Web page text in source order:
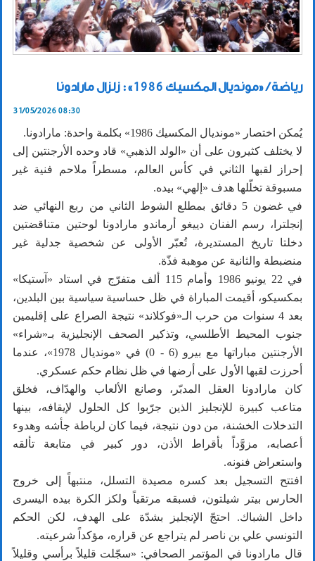
رياضة / «مونديال المكسيك 1986»: زلزال مارادونا
31/05/2026 08:30
يُمكن اختصار «مونديال المكسيك 1986» بكلمة واحدة: مارادونا.
لا يختلف كثيرون على أن «الولد الذهبي» قاد وحده الأرجنتين إلى
إحراز لقبها الثاني في كأس العالم، مسطراً ملاحم فنية غير
مسبوقة تخلّلها هدف «إلهي» بيده.
في غضون 5 دقائق بمطلع الشوط الثاني من ربع النهائي ضد
إنجلترا، رسم الفنان دييغو أرماندو مارادونا لوحتين متناقضتين
دخلتا تاريخ المستديرة، تُعبّر الأولى عن شخصية جدلية غير
منضبطة والثانية عن موهبة فذّة.
في 22 يونيو 1986 وأمام 115 ألف متفرّج في استاد «آستيكا»
بمكسيكو، أقيمت المباراة في ظل حساسية سياسية بين البلدين،
بعد 4 سنوات من حرب الـ«فوكلاند» نتيجة الصراع على إقليمين
جنوب المحيط الأطلسي، وتذكير الصحف الإنجليزية بـ«شراء»
الأرجنتين مباراتها مع بيرو (6 - 0) في «مونديال 1978»، عندما
أحرزت لقبها الأول على أرضها في ظل نظام حكم عسكري.
كان مارادونا العقل المدبّر، وصانع الألعاب والهدّاف، فخلق
متاعب كبيرة للإنجليز الذين جرّبوا كل الحلول لإيقافه، بينها
التدخلات الخشنة، من دون نتيجة، فيما كان لرباطة جأشه وهدوء
أعصابه، مزوَّداً بأقراط الأذن، دور كبير في متابعة تألقه
واستعراض فنونه.
افتتح التسجيل بعد كسره مصيدة التسلل، منتبهاً إلى خروج
الحارس بيتر شيلتون، فسبقه مرتقياً ولكز الكرة بيده اليسرى
داخل الشباك. احتجّ الإنجليز بشدّة على الهدف، لكن الحكم
التونسي علي بن ناصر لم يتراجع عن قراره، مؤكداً شرعيته.
قال مارادونا في المؤتمر الصحافي: «سجّلت قليلاً برأسي وقليلاً